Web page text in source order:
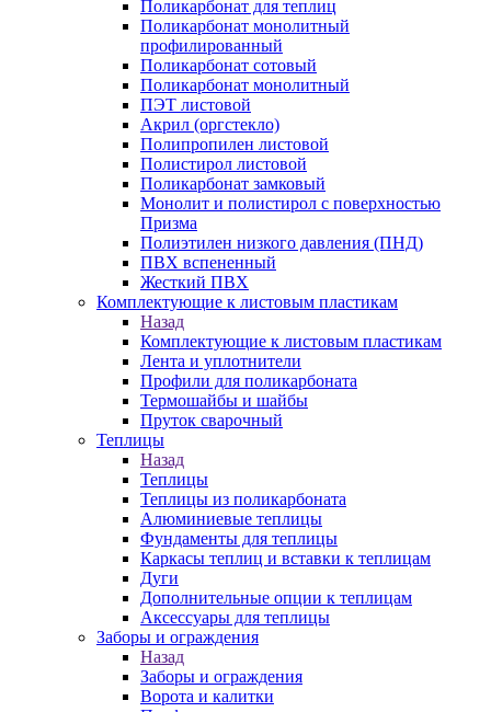
Поликарбонат для теплиц
Поликарбонат монолитный
профилированный
Поликарбонат сотовый
Поликарбонат монолитный
ПЭТ листовой
Акрил (оргстекло)
Полипропилен листовой
Полистирол листовой
Поликарбонат замковый
Монолит и полистирол с поверхностью
Призма
Полиэтилен низкого давления (ПНД)
ПВХ вспененный
Жесткий ПВХ
Комплектующие к листовым пластикам
Назад
Комплектующие к листовым пластикам
Лента и уплотнители
Профили для поликарбоната
Термошайбы и шайбы
Пруток сварочный
Теплицы
Назад
Теплицы
Теплицы из поликарбоната
Алюминиевые теплицы
Фундаменты для теплицы
Каркасы теплиц и вставки к теплицам
Дуги
Дополнительные опции к теплицам
Аксессуары для теплицы
Заборы и ограждения
Назад
Заборы и ограждения
Ворота и калитки